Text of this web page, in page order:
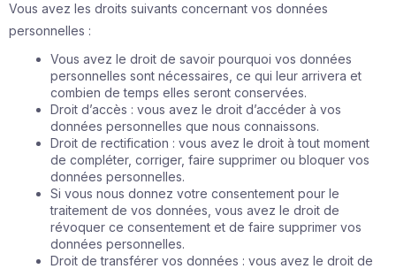
Vous avez les droits suivants concernant vos données
personnelles :
Vous avez le droit de savoir pourquoi vos données
personnelles sont nécessaires, ce qui leur arrivera et
combien de temps elles seront conservées.
Droit d’accès : vous avez le droit d’accéder à vos
données personnelles que nous connaissons.
Droit de rectification : vous avez le droit à tout moment
de compléter, corriger, faire supprimer ou bloquer vos
données personnelles.
Si vous nous donnez votre consentement pour le
traitement de vos données, vous avez le droit de
révoquer ce consentement et de faire supprimer vos
données personnelles.
Droit de transférer vos données : vous avez le droit de